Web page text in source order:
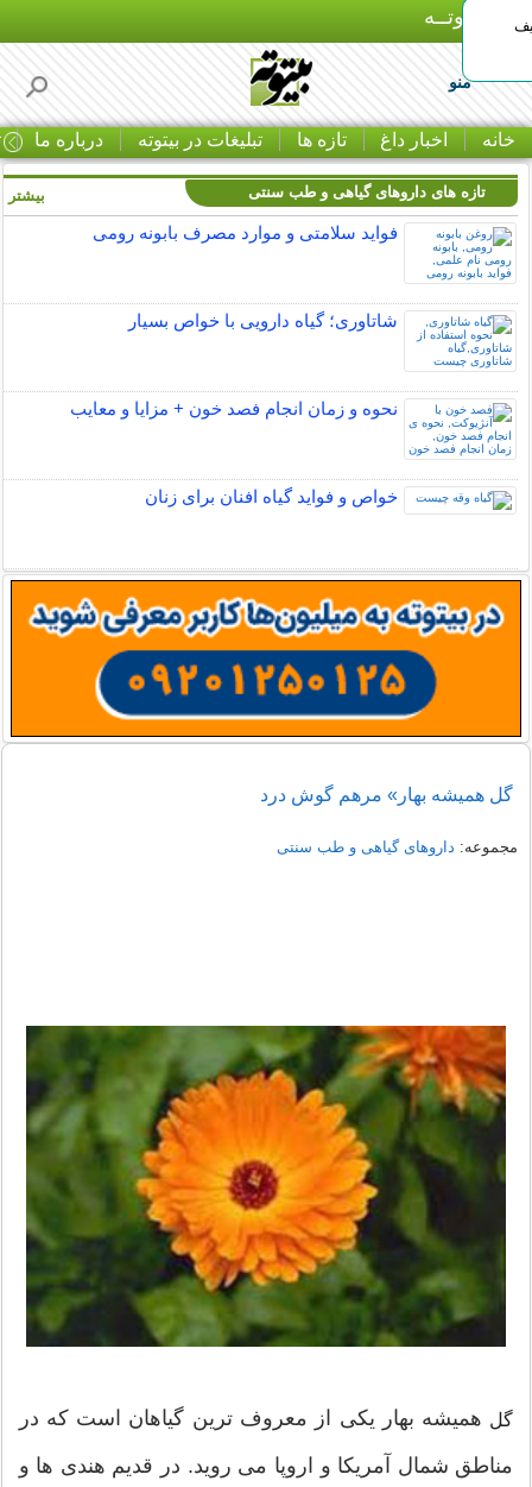
بـیتوتــه
منو
خانه اخبار داغ تازه ها تبلیغات در بیتوته درباره ما
تازه های داروهای گیاهی و طب سنتی
فواید سلامتی و موارد مصرف بابونه رومی
شاتاوری؛ گیاه دارویی با خواص بسیار
نحوه و زمان انجام فصد خون + مزایا و معایب
خواص و فواید گیاه افنان برای زنان
بیشتر
گل همیشه بهار» مرهم گوش درد
مجموعه: داروهای گیاهی و طب سنتی
گل همیشه بهار یکی از معروف ترین گیاهان است که در
مناطق شمال آمریکا و اروپا می روید. در قدیم هندی ها و